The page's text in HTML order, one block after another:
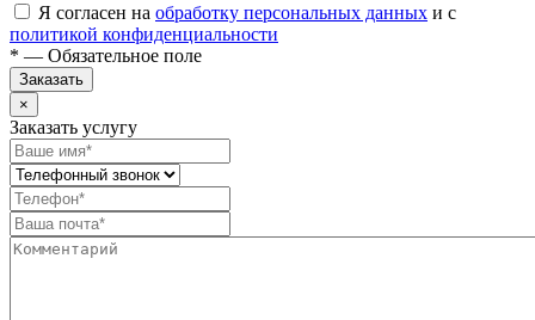
Я согласен на обработку персональных данных и с
политикой конфиденциальности
* — Обязательное поле
Заказать
×
Заказать услугу